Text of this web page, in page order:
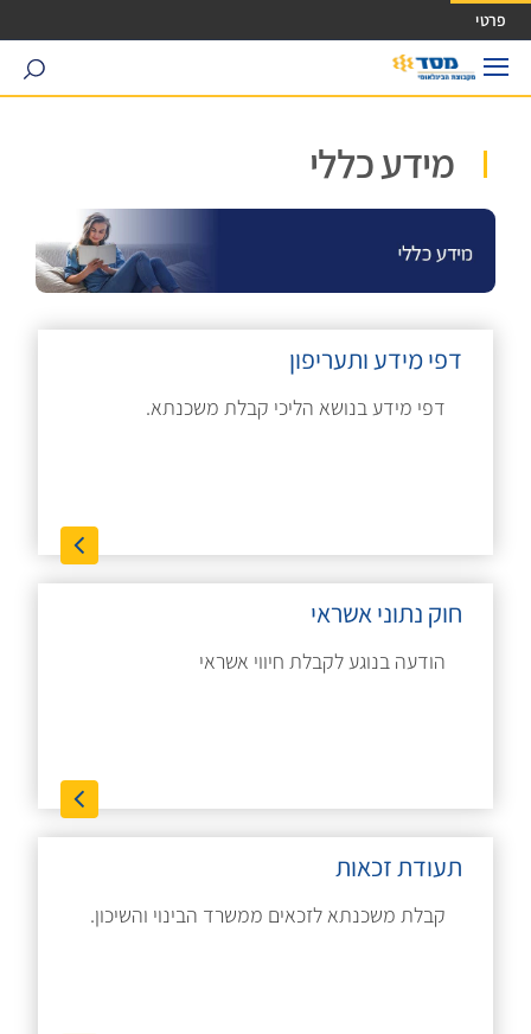
גישה ישירה לכפתור כניסה לחשבונך
פרטי
search
מידע כללי
דפי מידע ותעריפון
דפי מידע בנושא הליכי קבלת משכנתא.
חוק נתוני אשראי
הודעה בנוגע לקבלת חיווי אשראי
תעודת זכאות
קבלת משכנתא לזכאים ממשרד הבינוי והשיכון.